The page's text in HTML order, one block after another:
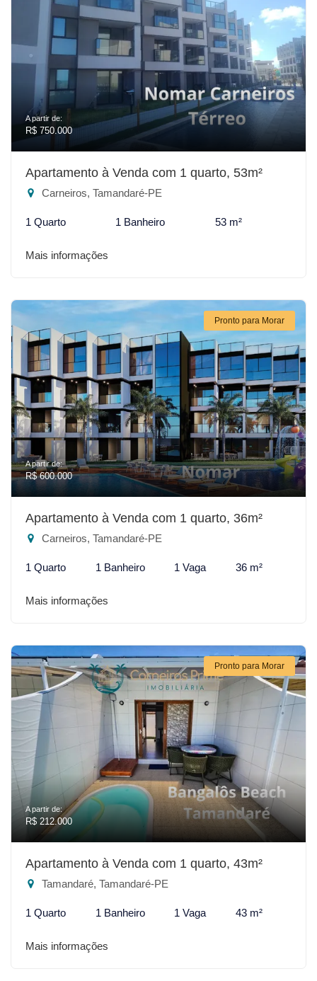
A partir de:
R$ 750.000
Apartamento à Venda com 1 quarto, 53m²
Carneiros, Tamandaré-PE
1 Quarto 1 Banheiro 53 m²
Mais informações
Pronto para Morar
A partir de:
R$ 600.000
Apartamento à Venda com 1 quarto, 36m²
Carneiros, Tamandaré-PE
1 Quarto 1 Banheiro 1 Vaga 36 m²
Mais informações
Pronto para Morar
A partir de:
R$ 212.000
Apartamento à Venda com 1 quarto, 43m²
Tamandaré, Tamandaré-PE
1 Quarto 1 Banheiro 1 Vaga 43 m²
Mais informações